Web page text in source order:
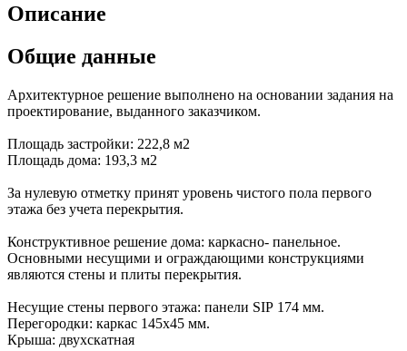
Описание
Общие данные
Архитектурное решение выполнено на основании задания на
проектирование, выданного заказчиком.
Площадь застройки: 222,8 м2
Площадь дома: 193,3 м2
За нулевую отметку принят уровень чистого пола первого
этажа без учета перекрытия.
Конструктивное решение дома: каркасно- панельное.
Основными несущими и ограждающими конструкциями
являются стены и плиты перекрытия.
Несущие стены первого этажа: панели SIР 174 мм.
Перегородки: каркас 145х45 мм.
Крыша: двухскатная